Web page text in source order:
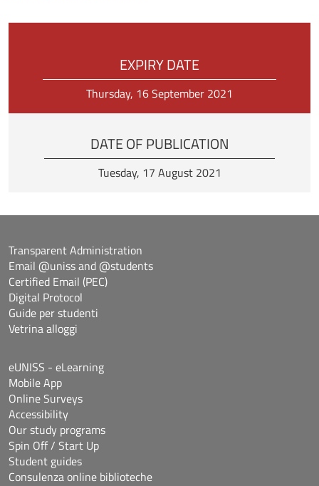
EXPIRY DATE
Thursday, 16 September 2021
DATE OF PUBLICATION
Tuesday, 17 August 2021
Transparent Administration
Email @uniss and @students
Certified Email (PEC)
Digital Protocol
Guide per studenti
Vetrina alloggi
eUNISS - eLearning
Mobile App
Online Surveys
Accessibility
Our study programs
Spin Off / Start Up
Student guides
Consulenza online biblioteche